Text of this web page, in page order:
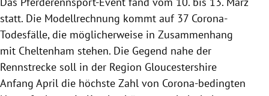
statt. Die Modellrechnung kommt auf 37 Corona-
Todesfälle, die möglicherweise in Zusammenhang
mit Cheltenham stehen. Die Gegend nahe der
Rennstrecke soll in der Region Gloucestershire
Anfang April die höchste Zahl von Corona-bedingten